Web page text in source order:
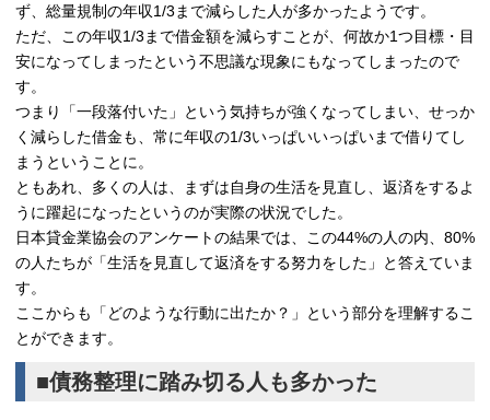
ず、総量規制の年収1/3まで減らした人が多かったようです。
ただ、この年収1/3まで借金額を減らすことが、何故か1つ目標・目
安になってしまったという不思議な現象にもなってしまったので
す。
つまり「一段落付いた」という気持ちが強くなってしまい、せっか
く減らした借金も、常に年収の1/3いっぱいいっぱいまで借りてし
まうということに。
ともあれ、多くの人は、まずは自身の生活を見直し、返済をするよ
うに躍起になったというのが実際の状況でした。
日本貸金業協会のアンケートの結果では、この44%の人の内、80%
の人たちが「生活を見直して返済をする努力をした」と答えていま
す。
ここからも「どのような行動に出たか？」という部分を理解するこ
とができます。
■債務整理に踏み切る人も多かった